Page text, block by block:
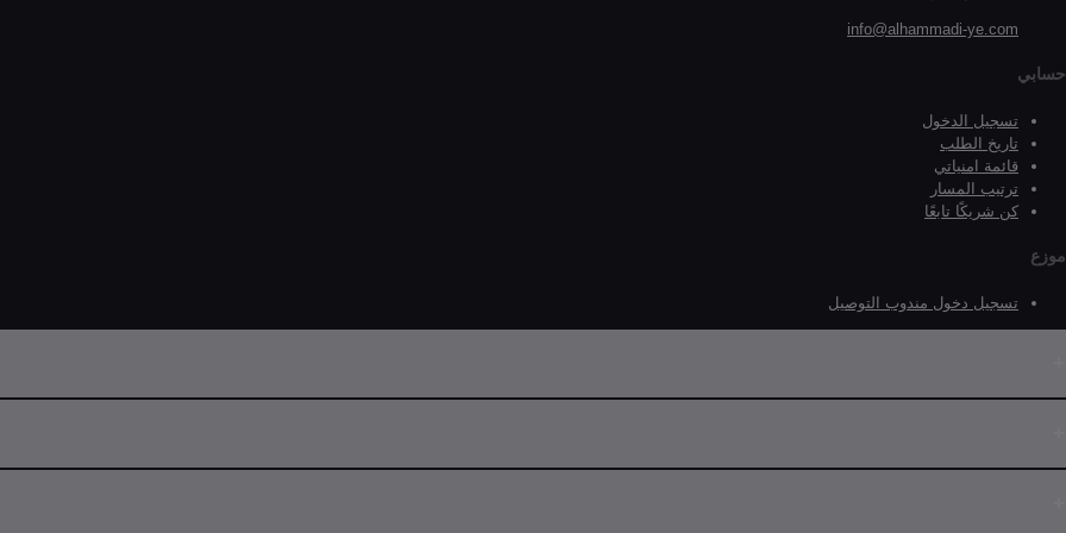
info@alhammadi-ye.com
حسابي
تسجيل الدخول
تاريخ الطلب
قائمة امنياتي
ترتيب المسار
كن شريكًا تابعًا
موزع
تسجيل دخول مندوب التوصيل